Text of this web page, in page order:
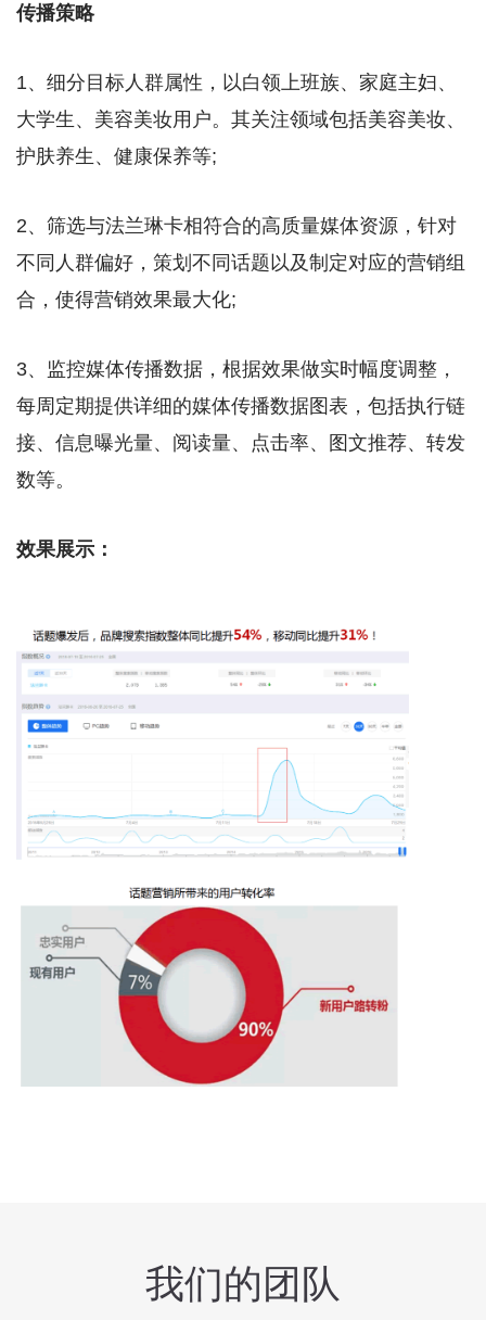
传播策略
1、细分目标人群属性，以白领上班族、家庭主妇、
大学生、美容美妆用户。其关注领域包括美容美妆、
护肤养生、健康保养等;
2、筛选与法兰琳卡相符合的高质量媒体资源，针对
不同人群偏好，策划不同话题以及制定对应的营销组
合，使得营销效果最大化;
3、监控媒体传播数据，根据效果做实时幅度调整，
每周定期提供详细的媒体传播数据图表，包括执行链
接、信息曝光量、阅读量、点击率、图文推荐、转发
数等。
效果展示：
我们的团队